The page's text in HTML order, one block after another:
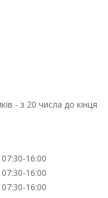
- з 20 числа до кінця
07:30-16:00
07:30-16:00
07:30-16:00